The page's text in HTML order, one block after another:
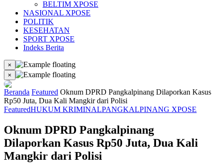
BELTIM XPOSE
NASIONAL XPOSE
POLITIK
KESEHATAN
SPORT XPOSE
Indeks Berita
×
×
Beranda Featured Oknum DPRD Pangkalpinang Dilaporkan Kasus
Rp50 Juta, Dua Kali Mangkir dari Polisi
FeaturedHUKUM KRIMINALPANGKALPINANG XPOSE
Oknum DPRD Pangkalpinang
Dilaporkan Kasus Rp50 Juta, Dua Kali
Mangkir dari Polisi